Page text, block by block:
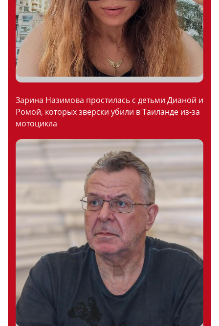
Зарина Назимова простилась с детьми Дианой и
Ромой, которых зверски убили в Таиланде из-за
мотоцикла